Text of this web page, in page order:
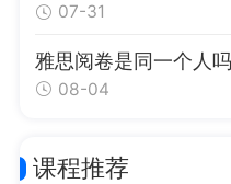
07-31
雅思阅卷是同一个人吗
08-04
课程推荐